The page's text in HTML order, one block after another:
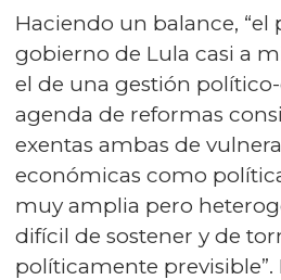
Haciendo un balance, “el
gobierno de Lula casi a
el de una gestión
agenda de reformas
exentas ambas de
económicas como
muy amplia pero
difícil de sostener y de
políticamente previsible”.